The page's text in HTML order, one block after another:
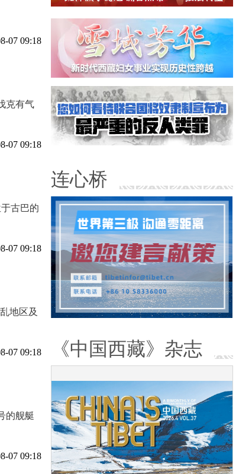
07 09:18
克有气
07 09:18
古巴的
07 09:18
地区及
07 09:18
的舰艇
07 09:18
连心桥
《中国西藏》杂志